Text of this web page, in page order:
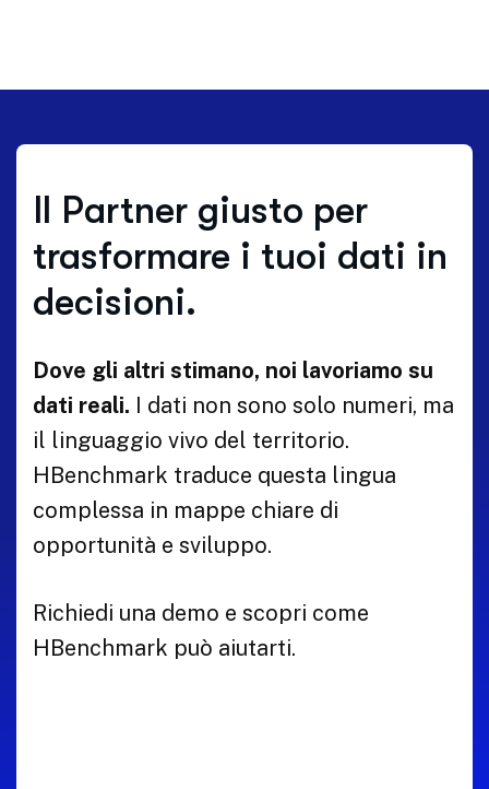
Il Partner giusto per
trasformare i tuoi dati in
decisioni.
Dove gli altri stimano, noi lavoriamo su
dati reali. I dati non sono solo numeri, ma
il linguaggio vivo del territorio.
HBenchmark traduce questa lingua
complessa in mappe chiare di
opportunità e sviluppo.
Richiedi una demo e scopri come
HBenchmark può aiutarti.